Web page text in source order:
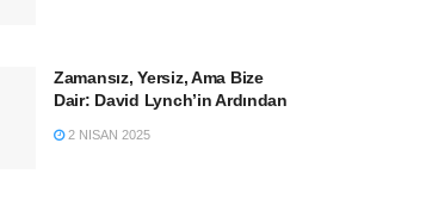
Zamansız, Yersiz, Ama Bize
Dair: David Lynch’in Ardından
2 NISAN 2025